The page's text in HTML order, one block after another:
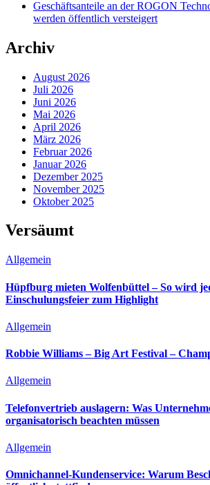
Geschäftsanteile an der ROGON
werden öffentlich versteigert
Archiv
August 2026
Juli 2026
Juni 2026
Mai 2026
April 2026
März 2026
Februar 2026
Januar 2026
Dezember 2025
November 2025
Oktober 2025
Versäumt
Allgemein
Hüpfburg mieten Wolfenbüttel – So wird
Einschulungsfeier zum Highlight
Allgemein
Robbie Williams – Big Art Festival –
Allgemein
Telefonvertrieb auslagern: Was
organisatorisch beachten müssen
Allgemein
Omnichannel-Kundenservice: Warum